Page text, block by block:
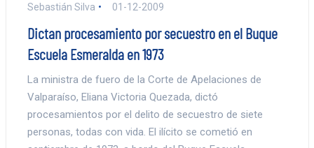
Sebastián Silva 01-12-2009
Dictan procesamiento por secuestro en el Buque
Escuela Esmeralda en 1973
La ministra de fuero de la Corte de Apelaciones de
Valparaíso, Eliana Victoria Quezada, dictó
procesamientos por el delito de secuestro de siete
personas, todas con vida. El ilícito se cometió en